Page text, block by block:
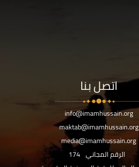
اتصل بنا
info@imamhussain.org
maktab@imamhussain.org
media@imamhussain.org
الرقم المجاني 174